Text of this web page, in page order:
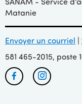
Matanie
Envoyer un courriel
581 465-2015, poste
FacebookInstagram